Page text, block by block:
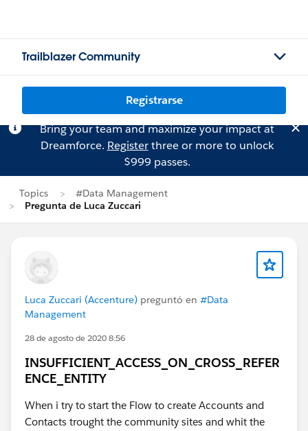
Trailblazer Community
Registrarse
Bring your team and maximize your impact at
Dreamforce. Registerthree or more to unlock
$999 passes.
Topics
#Data Management
Pregunta de Luca Zuccari
Luca Zuccari (Accenture) preguntó en #Data
Management
28 de agosto de 2020 8:56
INSUFFICIENT_ACCESS_ON_CROSS_REFER
ENCE_ENTITY
When i try to start the Flow to create Accounts and
Contacts trought the community sites and whit the